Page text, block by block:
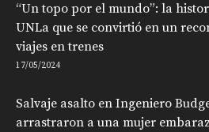
“Un topo por el mundo”: la
UNLa que se convirtió en un
viajes en trenes
17/05/2024
Salvaje asalto en Ingeniero
arrastraron a una mujer